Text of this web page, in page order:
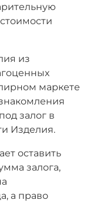
из
маркете
залог в
Изделия.
оставить
залога,
а право